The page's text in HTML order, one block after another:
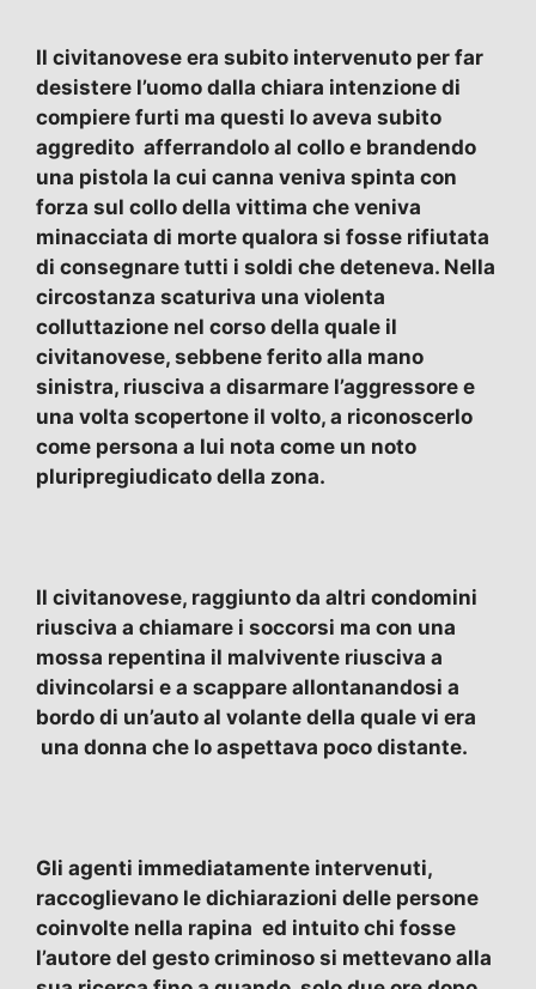
Il civitanovese era subito intervenuto per far
desistere l’uomo dalla chiara intenzione di
compiere furti ma questi lo aveva subito
aggredito afferrandolo al collo e brandendo
una pistola la cui canna veniva spinta con
forza sul collo della vittima che veniva
minacciata di morte qualora si fosse rifiutata
di consegnare tutti i soldi che deteneva. Nella
circostanza scaturiva una violenta
colluttazione nel corso della quale il
civitanovese, sebbene ferito alla mano
sinistra, riusciva a disarmare l’aggressore e
una volta scopertone il volto, a riconoscerlo
come persona a lui nota come un noto
pluripregiudicato della zona.
Il civitanovese, raggiunto da altri condomini
riusciva a chiamare i soccorsi ma con una
mossa repentina il malvivente riusciva a
divincolarsi e a scappare allontanandosi a
bordo di un’auto al volante della quale vi era
una donna che lo aspettava poco distante.
Gli agenti immediatamente intervenuti,
raccoglievano le dichiarazioni delle persone
coinvolte nella rapina ed intuito chi fosse
l’autore del gesto criminoso si mettevano alla